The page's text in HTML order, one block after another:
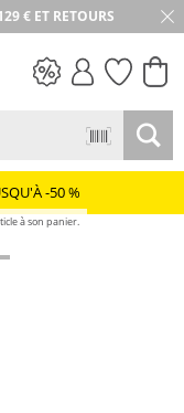
€ ET RETOURS
-50 %
à son panier.